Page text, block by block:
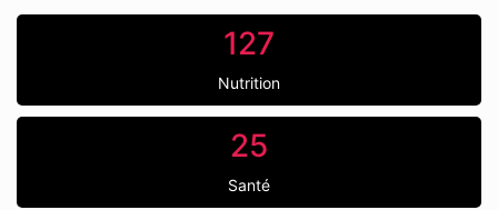
127
Nutrition
25
Santé